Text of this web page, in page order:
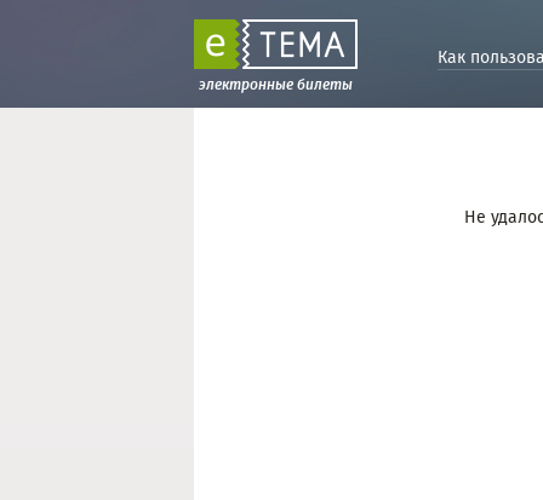
электронные билеты
Как
Не